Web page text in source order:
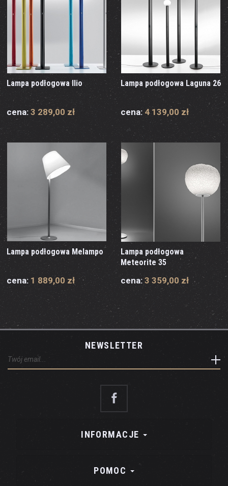
Lampa podłogowa Ilio
cena: 3 289,00 zł
Lampa podłogowa Laguna 26
cena: 4 139,00 zł
Lampa podłogowa Melampo
cena: 1 889,00 zł
Lampa podłogowa
Meteorite 35
cena: 3 359,00 zł
NEWSLETTER
INFORMACJE
POMOC